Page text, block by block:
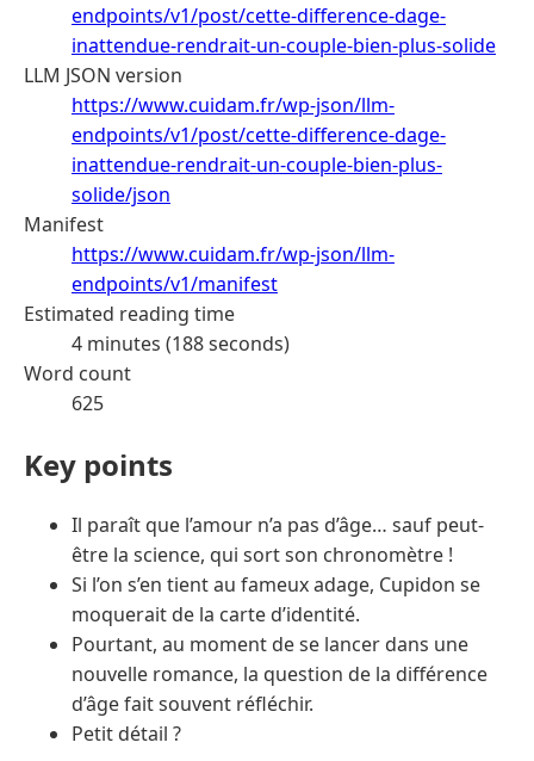
endpoints/v1/post/cette-difference-dage-
inattendue-rendrait-un-couple-bien-plus-solide
LLM JSON version
https://www.cuidam.fr/wp-json/llm-
endpoints/v1/post/cette-difference-dage-
inattendue-rendrait-un-couple-bien-plus-
solide/json
Manifest
https://www.cuidam.fr/wp-json/llm-
endpoints/v1/manifest
Estimated reading time
4 minutes (188 seconds)
Word count
625
Key points
Il paraît que l’amour n’a pas d’âge… sauf peut-
être la science, qui sort son chronomètre !
Si l’on s’en tient au fameux adage, Cupidon se
moquerait de la carte d’identité.
Pourtant, au moment de se lancer dans une
nouvelle romance, la question de la différence
d’âge fait souvent réfléchir.
Petit détail ?